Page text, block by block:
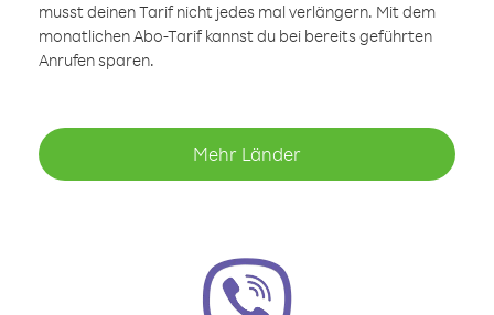
musst deinen Tarif nicht jedes mal verlängern. Mit dem
monatlichen Abo-Tarif kannst du bei bereits geführten
Anrufen sparen.
Mehr Länder